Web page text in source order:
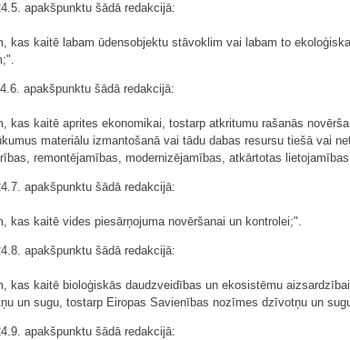
apakšpunktu šādā redakcijā:
kas kaitē labam ūdensobjektu stāvoklim vai labam to
apakšpunktu šādā redakcijā:
kas kaitē aprites ekonomikai, tostarp atkritumu rašanās
materiālu izmantošanā vai tādu dabas resursu tiešā vai
remontējamības, modernizējamības, atkārtotas
apakšpunktu šādā redakcijā:
kas kaitē vides piesārņojuma novēršanai un kontrolei;".
apakšpunktu šādā redakcijā:
kas kaitē bioloģiskās daudzveidības un ekosistēmu
un sugu, tostarp Eiropas Savienības nozīmes dzīvotņu un
apakšpunktu šādā redakcijā: